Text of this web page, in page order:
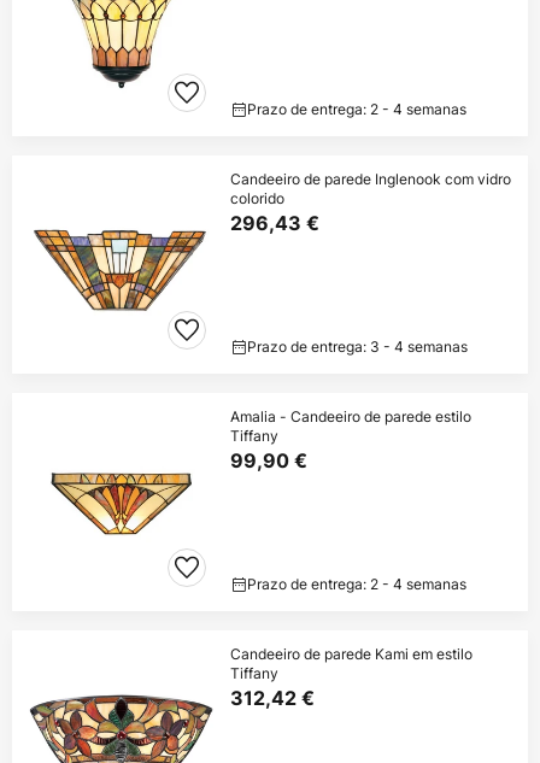
Prazo de entrega: 2 - 4 semanas
Candeeiro de parede Inglenook com vidro
colorido
296,43 €
Prazo de entrega: 3 - 4 semanas
Amalia - Candeeiro de parede estilo
Tiffany
99,90 €
Prazo de entrega: 2 - 4 semanas
Candeeiro de parede Kami em estilo
Tiffany
312,42 €